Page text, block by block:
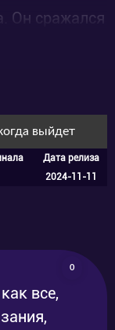
Он сражался
на
древнему и
он
эти
Он поднялся
с
знал, что
улыбка
выйдет
Дата релиза
2024-11-11
0
все,